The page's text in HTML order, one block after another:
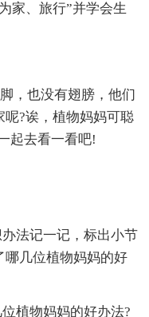
家、旅行”并学会生
，也没有翅膀，他们
?诶，植物妈妈可聪
起去看一看吧!
法记一记，标出小节
哪几位植物妈妈的好
植物妈妈的好办法?